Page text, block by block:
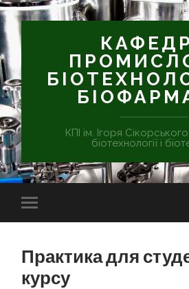
КПІ ім. Ігоря
біотехнології і
Практика для
курсу